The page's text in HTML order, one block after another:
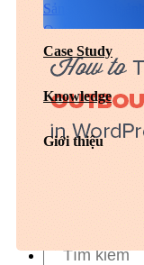
Sản xuất hình
Quảng cáo trả phí
Dịch vụ chăm sóc
Case Study
Knowledge
Giới thiệu